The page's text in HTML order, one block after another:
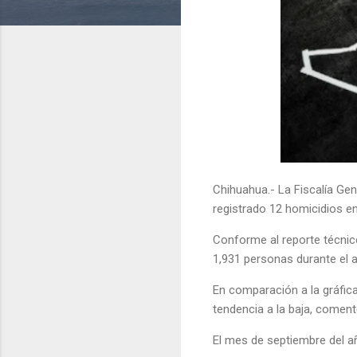
Chihuahua.- La Fiscalía
registrado 12 homicidios
Conforme al reporte
1,931 personas durante el
En comparación a la
tendencia a la baja,
El mes de septiembre del